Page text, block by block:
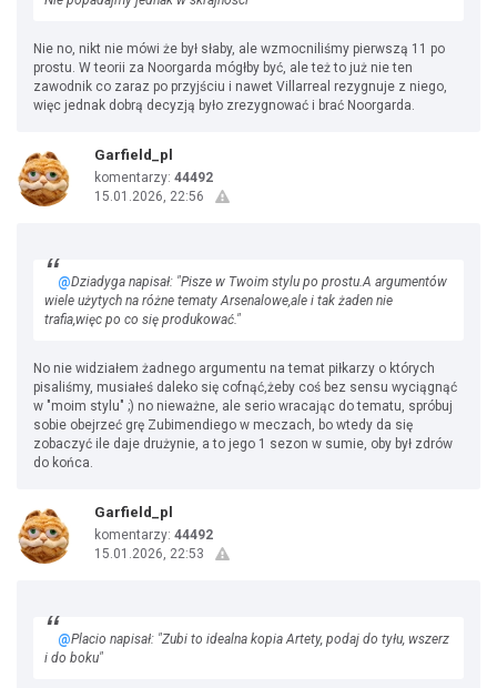
Nie no, nikt nie mówi że był słaby, ale wzmocniliśmy pierwszą 11 po
prostu. W teorii za Noorgarda mógłby być, ale też to już nie ten
zawodnik co zaraz po przyjściu i nawet Villarreal rezygnuje z niego,
więc jednak dobrą decyzją było zrezygnować i brać Noorgarda.
Garfield_pl
komentarzy: 44492
15.01.2026, 22:56
@Dziadyga napisał: "Pisze w Twoim stylu po prostu.A argumentów
wiele użytych na różne tematy Arsenalowe,ale i tak żaden nie
trafia,więc po co się produkować."
No nie widziałem żadnego argumentu na temat piłkarzy o których
pisaliśmy, musiałeś daleko się cofnąć,żeby coś bez sensu wyciągnąć
w "moim stylu" ;) no nieważne, ale serio wracając do tematu, spróbuj
sobie obejrzeć grę Zubimendiego w meczach, bo wtedy da się
zobaczyć ile daje drużynie, a to jego 1 sezon w sumie, oby był zdrów
do końca.
Garfield_pl
komentarzy: 44492
15.01.2026, 22:53
@Placio napisał: "Zubi to idealna kopia Artety, podaj do tyłu, wszerz
i do boku"